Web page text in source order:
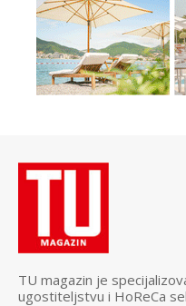
TU magazin je
ugostiteljstvu i HoReCa